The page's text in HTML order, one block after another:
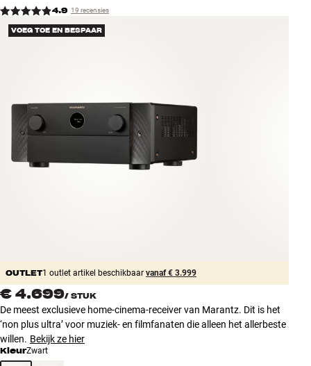
Kabels
MERKEN
Klantenservice
Bouw met geluid
4.9 19 recensies
VOEG TOE EN BESPAAR
OUTLET1 outlet artikel beschikbaar vanaf € 3.999
€ 4.699/ STUK
De meest exclusieve home-cinema-receiver van Marantz. Dit is het
‘non plus ultra’ voor muziek- en filmfanaten die alleen het allerbeste
willen. Bekijk ze hier
KleurZwart